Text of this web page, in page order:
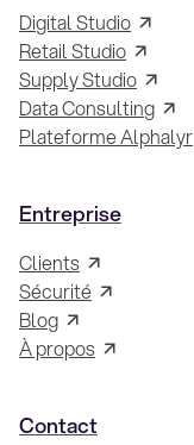
Digital Studio
Retail Studio
Supply Studio
Data Consulting
Plateforme Alphalyr
Entreprise
Clients
Sécurité
Blog
À propos
Contact